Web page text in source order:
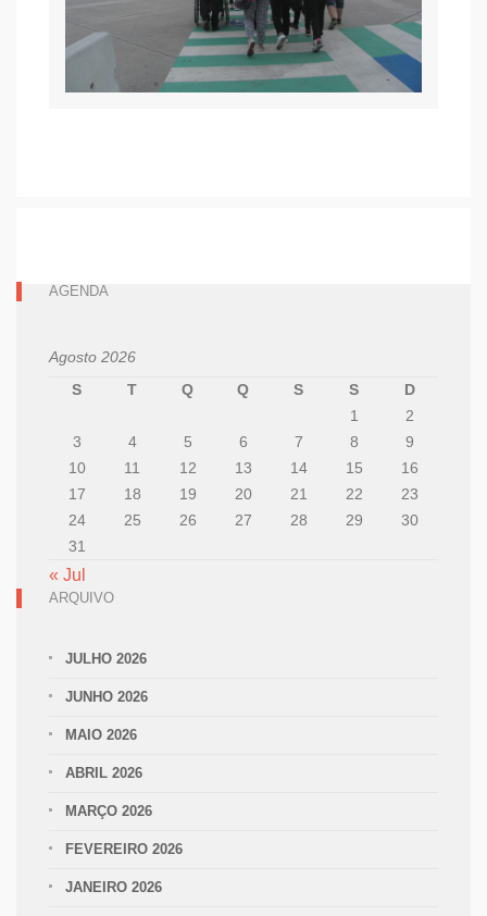
AGENDA
Agosto 2026
S
T Q Q S S
D
1
2
3
4 5 6 7 8
9
10
11 12 13 14 15
16
17
18 19 20 21 22
23
24
25 26 27 28 29
30
31
« Jul
ARQUIVO
JULHO 2026
JUNHO 2026
MAIO 2026
ABRIL 2026
MARÇO 2026
FEVEREIRO 2026
JANEIRO 2026